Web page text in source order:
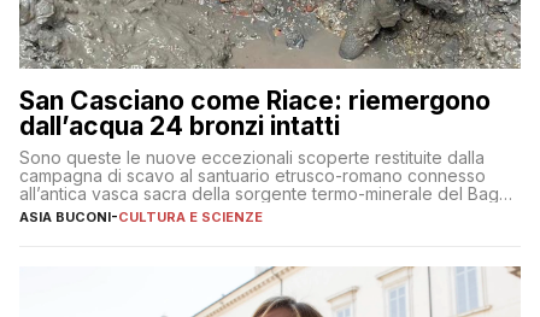
San Casciano come Riace: riemergono
dall’acqua 24 bronzi intatti
Sono queste le nuove eccezionali scoperte restituite dalla
campagna di scavo al santuario etrusco-romano connesso
all’antica vasca sacra della sorgente termo-minerale del Bagno
Grande
ASIA BUCONI-CULTURA E SCIENZE